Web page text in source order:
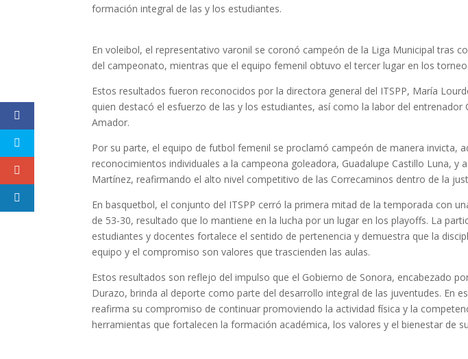
formación integral de las y los estudiantes.
En voleibol, el representativo varonil se coronó campeón de la Liga Municipal tras
del campeonato, mientras que el equipo femenil obtuvo el tercer lugar en los
Estos resultados fueron reconocidos por la directora general del ITSPP, María
quien destacó el esfuerzo de las y los estudiantes, así como la labor del entrenador
Amador.
Por su parte, el equipo de futbol femenil se proclamó campeón de manera invicta,
reconocimientos individuales a la campeona goleadora, Guadalupe Castillo Luna, y
Martínez, reafirmando el alto nivel competitivo de las Correcaminos dentro de la
En basquetbol, el conjunto del ITSPP cerró la primera mitad de la temporada con
de 53-30, resultado que lo mantiene en la lucha por un lugar en los playoffs. La
estudiantes y docentes fortalece el sentido de pertenencia y demuestra que la
equipo y el compromiso son valores que trascienden las aulas.
Estos resultados son reflejo del impulso que el Gobierno de Sonora, encabezado
Durazo, brinda al deporte como parte del desarrollo integral de las juventudes. En
reafirma su compromiso de continuar promoviendo la actividad física y la
herramientas que fortalecen la formación académica, los valores y el bienestar de